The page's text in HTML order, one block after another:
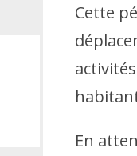
Cette
En